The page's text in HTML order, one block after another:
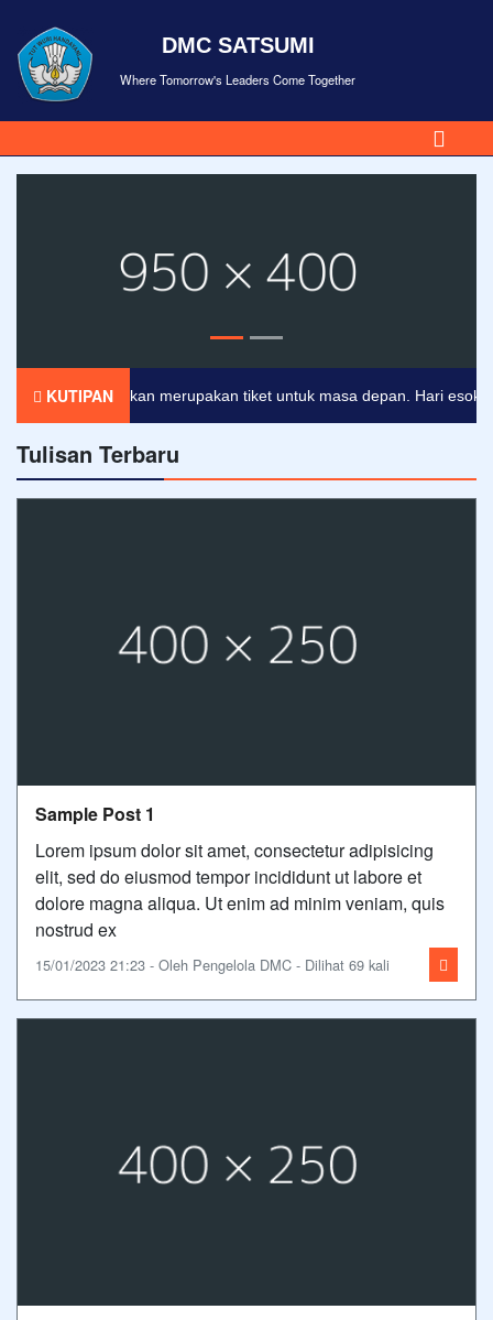
DMC SATSUMI
Where Tomorrow's Leaders Come Together
KUTIPAN
Pendidikan merupakan tiket untuk masa depan. Hari esok
Tulisan Terbaru
Sample Post 1
Lorem ipsum dolor sit amet, consectetur adipisicing
elit, sed do eiusmod tempor incididunt ut labore et
dolore magna aliqua. Ut enim ad minim veniam, quis
nostrud ex
15/01/2023 21:23 - Oleh Pengelola DMC - Dilihat 69 kali